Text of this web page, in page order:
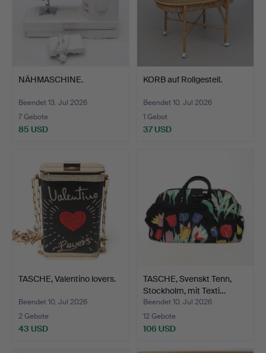
NÄHMASCHINE.
Beendet 13. Jul 2026
7 Gebote
85 USD
KORB auf Rollgestell.
Beendet 10. Jul 2026
1 Gebot
37 USD
TASCHE, Valentino lovers.
Beendet 10. Jul 2026
2 Gebote
43 USD
TASCHE, Svenskt Tenn,
Stockholm, mit Texti…
Beendet 10. Jul 2026
12 Gebote
106 USD